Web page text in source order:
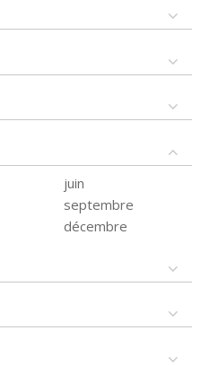
juin
septembre
décembre